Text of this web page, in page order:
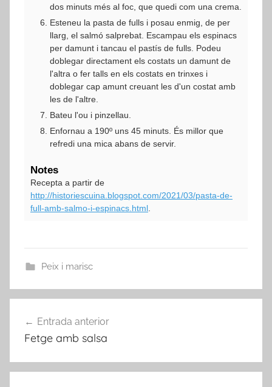
dos minuts més al foc, que quedi com una crema.
Esteneu la pasta de fulls i posau enmig, de per
llarg, el salmó salprebat. Escampau els espinacs
per damunt i tancau el pastís de fulls. Podeu
doblegar directament els costats un damunt de
l'altra o fer talls en els costats en trinxes i
doblegar cap amunt creuant les d'un costat amb
les de l'altre.
Bateu l'ou i pinzellau.
Enfornau a 190º uns 45 minuts. És millor que
refredi una mica abans de servir.
Notes
Recepta a partir de
http://historiescuina.blogspot.com/2021/03/pasta-de-
full-amb-salmo-i-espinacs.html
Peix i marisc
d'entrades
Entrada anterior
Fetge amb salsa